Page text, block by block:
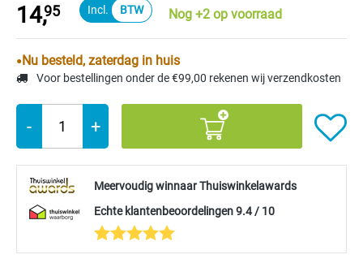
14,95 Nog +2 op voorraad
Nu besteld, zaterdag in huis
Voor bestellingen onder de €99,00 rekenen wij verzendkosten
- +
Meervoudig winnaar Thuiswinkelawards
Echte klantenbeoordelingen 9.4 / 10